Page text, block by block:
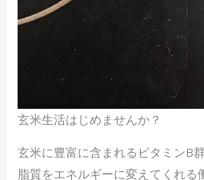
玄米生活はじめませんか？
玄米に豊富に含まれるビタミンB
脂質をエネルギーに変えてくれる